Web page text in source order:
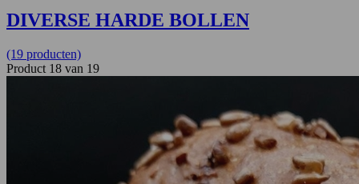
DIVERSE HARDE BOLLEN
(19 producten)
Product 18 van 19